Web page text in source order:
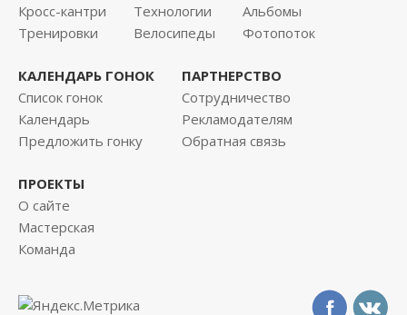
Кросс-кантри
Тренировки
Технологии
Велосипеды
Альбомы
Фотопоток
КАЛЕНДАРЬ ГОНОК
Список гонок
Календарь
Предложить гонку
ПАРТНЕРСТВО
Сотрудничество
Рекламодателям
Обратная связь
ПРОЕКТЫ
О сайте
Мастерская
Команда